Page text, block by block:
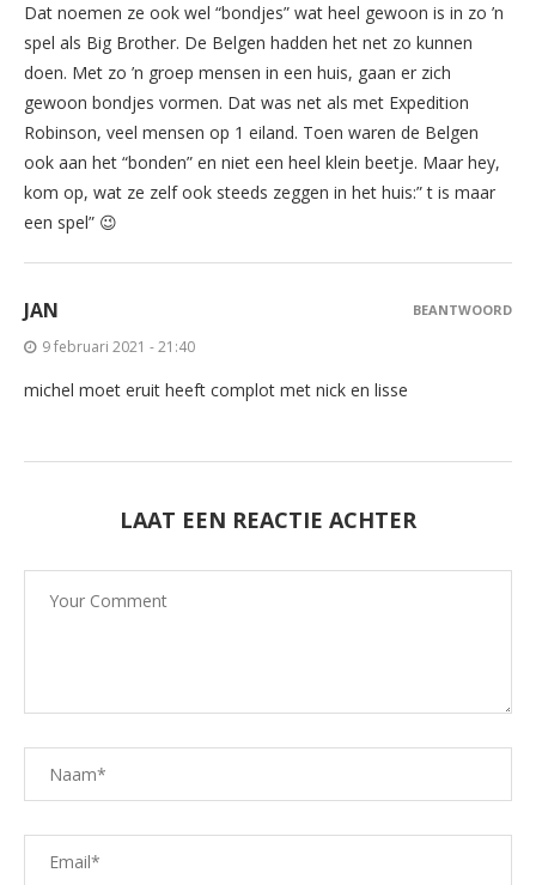
Dat noemen ze ook wel “bondjes” wat heel gewoon is in zo ’n
spel als Big Brother. De Belgen hadden het net zo kunnen
doen. Met zo ’n groep mensen in een huis, gaan er zich
gewoon bondjes vormen. Dat was net als met Expedition
Robinson, veel mensen op 1 eiland. Toen waren de Belgen
ook aan het “bonden” en niet een heel klein beetje. Maar hey,
kom op, wat ze zelf ook steeds zeggen in het huis:” t is maar
een spel” 😉
JAN
9 februari 2021 - 21:40
michel moet eruit heeft complot met nick en lisse
BEANTWOORD
LAAT EEN REACTIE ACHTER